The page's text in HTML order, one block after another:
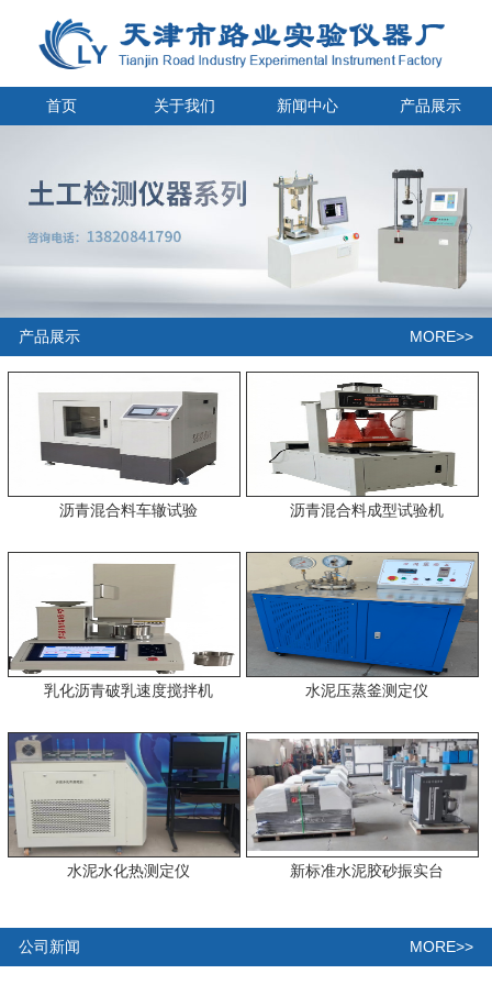
首页 关于我们 新闻中心 产品展示
产品展示 MORE>>
沥青混合料车辙试验 沥青混合料成型试验机
乳化沥青破乳速度搅拌机 水泥压蒸釜测定仪
水泥水化热测定仪 新标准水泥胶砂振实台
公司新闻 MORE>>